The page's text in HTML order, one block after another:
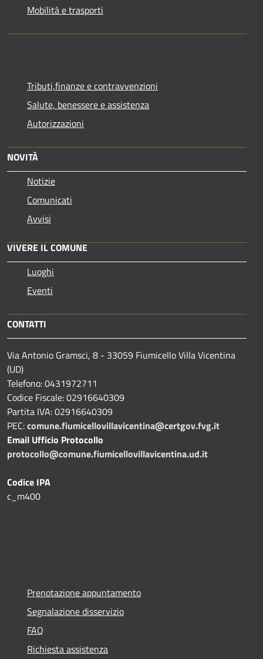
Mobilità e trasporti
Tributi,finanze e contravvenzioni
Salute, benessere e assistenza
Autorizzazioni
NOVITÀ
Notizie
Comunicati
Avvisi
VIVERE IL COMUNE
Luoghi
Eventi
CONTATTI
Via Antonio Gramsci, 8 - 33059 Fiumicello Villa Vicentina
(UD)
Telefono: 0431972711
Codice Fiscale: 02916640309
Partita IVA: 02916640309
PEC:comune.fiumicellovillavicentina@certgov.fvg.it
Email Ufficio Protocollo
protocollo@comune.fiumicellovillavicentina.ud.it
Codice IPA
c_m400
Prenotazione appuntamento
Segnalazione disservizio
FAQ
Richiesta assistenza